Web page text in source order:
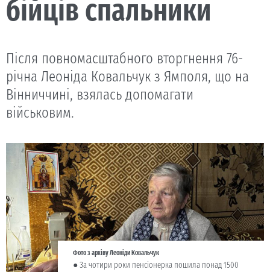
бійців спальники
Після повномасштабного вторг­нення 76-
річна Леоніда Ковальчук з Ямполя, що на
Вінниччині, взялась допомагати
військовим.
Фото з архіву Леоніди Ковальчук
● За чотири роки пенсіонерка пошила понад 1500